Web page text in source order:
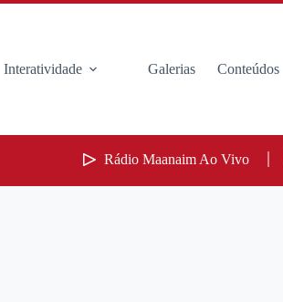
Interatividade Galerias Conteúdos
Rádio Maanaim Ao Vivo